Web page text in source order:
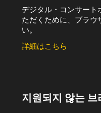
デジタル・コンサート
ただくために、ブラウ
い。
詳細はこちら
지원되지 않는